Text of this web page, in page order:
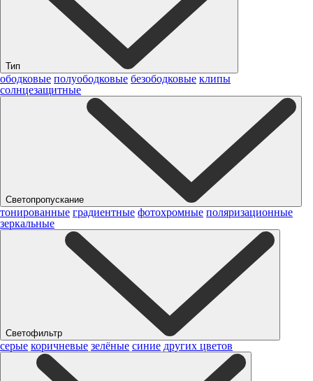
Тип
ободковые полуободковые безободковые клипы
солнцезащитные
Светопропускание
тонированные градиентные фотохромные поляризационные
зеркальные
Светофильтр
серые коричневые зелёные синие других цветов